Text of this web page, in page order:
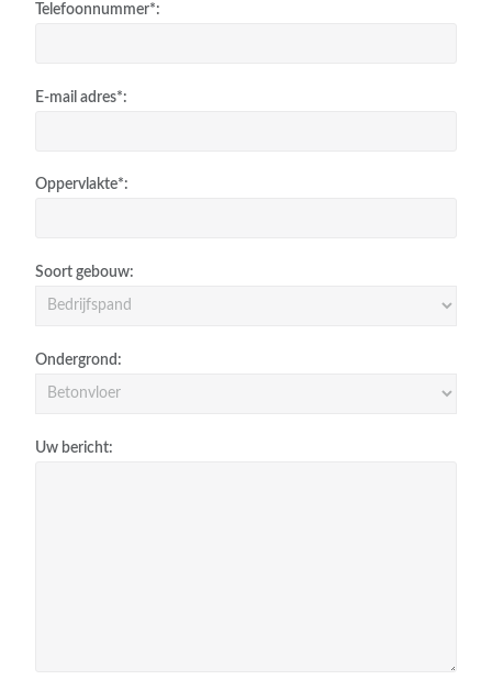
Telefoonnummer*:
E-mail adres*:
Oppervlakte*:
Soort gebouw:
Ondergrond:
Uw bericht: